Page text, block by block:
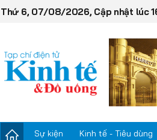
Thứ 6, 07/08/2026, Cập nhật lúc
Sự kiện Kinh tế - Tiêu dùng